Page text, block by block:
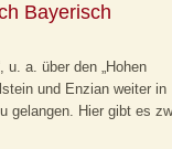
Bayerisch
u. a. über den „Hohen
und Enzian weiter in
gelangen. Hier gibt es